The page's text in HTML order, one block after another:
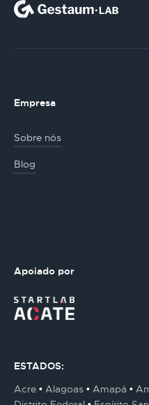
Empresa
Sobre nós
Blog
Apoiado por
ESTADOS:
Acre
Alagoas Amapá